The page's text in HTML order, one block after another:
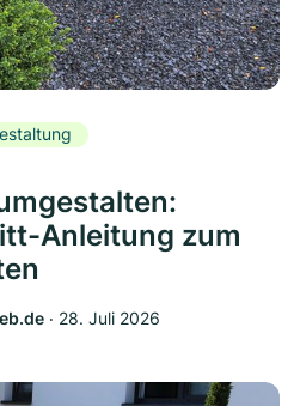
Anleitung zum
‧ 28. Juli 2026